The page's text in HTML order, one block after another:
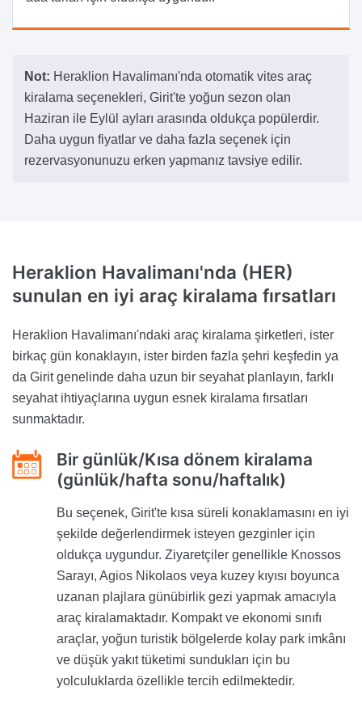
Not: Heraklion Havalimanı'nda otomatik vites araç
kiralama seçenekleri, Girit'te yoğun sezon olan
Haziran ile Eylül ayları arasında oldukça popülerdir.
Daha uygun fiyatlar ve daha fazla seçenek için
rezervasyonunuzu erken yapmanız tavsiye edilir.
Heraklion Havalimanı'nda (HER)
sunulan en iyi araç kiralama fırsatları
Heraklion Havalimanı'ndaki araç kiralama şirketleri, ister
birkaç gün konaklayın, ister birden fazla şehri keşfedin ya
da Girit genelinde daha uzun bir seyahat planlayın, farklı
seyahat ihtiyaçlarına uygun esnek kiralama fırsatları
sunmaktadır.
Bir günlük/Kısa dönem kiralama
(günlük/hafta sonu/haftalık)
Bu seçenek, Girit'te kısa süreli konaklamasını en iyi
şekilde değerlendirmek isteyen gezginler için
oldukça uygundur. Ziyaretçiler genellikle Knossos
Sarayı, Agios Nikolaos veya kuzey kıyısı boyunca
uzanan plajlara günübirlik gezi yapmak amacıyla
araç kiralamaktadır. Kompakt ve ekonomi sınıfı
araçlar, yoğun turistik bölgelerde kolay park imkânı
ve düşük yakıt tüketimi sundukları için bu
yolculuklarda özellikle tercih edilmektedir.